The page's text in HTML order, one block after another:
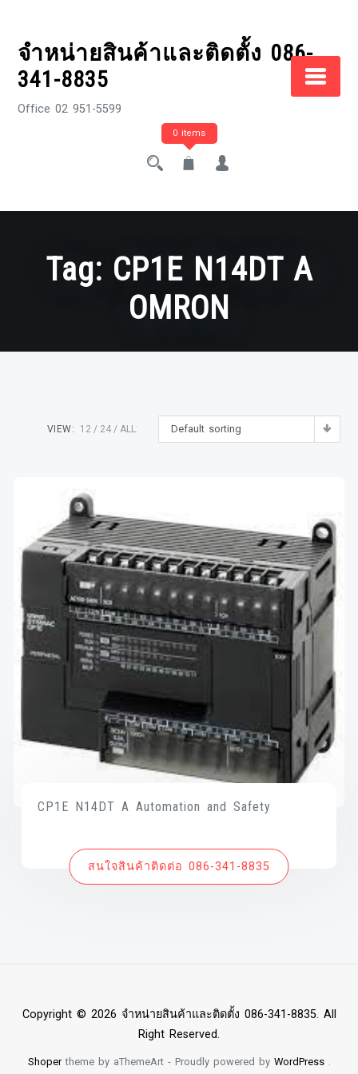
contentจำหน่ายสินค้าและติดตั้ง 086-
341-8835
Office 02 951-5599
0 items
Tag: CP1E N14DT A
OMRON
Default sorting
VIEW: 12 24 ALL:
CP1E N14DT A Automation and Safety
สนใจสินค้าติดต่อ 086-341-8835
Copyright © 2026 จำหน่ายสินค้าและติดตั้ง 086-341-8835. All
Right Reserved.
Shopertheme by aThemeArt - Proudly powered by WordPress.